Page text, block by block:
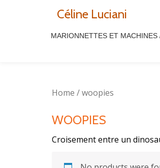
Céline Luciani
MARIONNETTES ET MACHINES
Home / woopies
WOOPIES
Croisement entre un